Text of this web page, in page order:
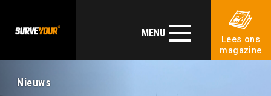
MENU
Lees ons
magazine
Nieuws